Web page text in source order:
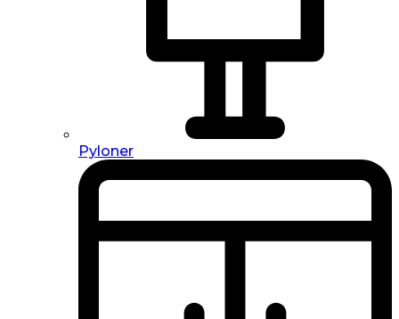
Pyloner